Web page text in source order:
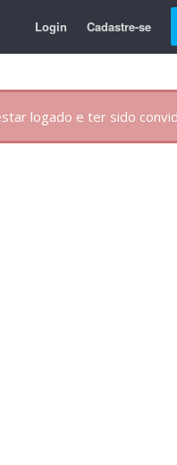
Login Cadastre-se
logado e ter sido